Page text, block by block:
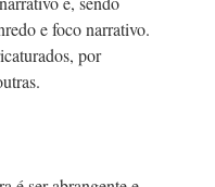
e foco narrativo.
por